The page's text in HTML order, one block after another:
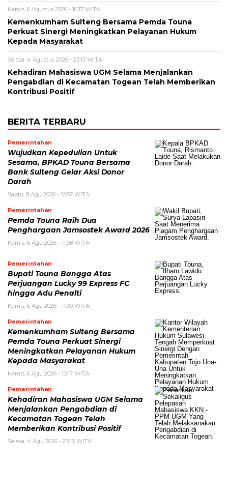
Kamis, 6 Agustus 2026 - 10:17 WITA
Kemenkumham Sulteng Bersama Pemda Touna
Perkuat Sinergi Meningkatkan Pelayanan Hukum
Kepada Masyarakat
Selasa, 4 Agustus 2026 - 23:13 WITA
Kehadiran Mahasiswa UGM Selama Menjalankan
Pengabdian di Kecamatan Togean Telah Memberikan
Kontribusi Positif
BERITA TERBARU
Pemerintahan
Wujudkan Kepedulian Untuk
Sesama, BPKAD Touna Bersama
Bank Sulteng Gelar Aksi Donor
Darah
Sabtu, 8 Agu 2026 - 10:57 WITA
Pemerintahan
Pemda Touna Raih Dua
Penghargaan Jamsostek Award 2026
Kamis, 6 Agu 2026 - 11:08 WITA
Pemerintahan
Bupati Touna Bangga Atas
Perjuangan Lucky 99 Express FC
hingga Adu Penalti
Kamis, 6 Agu 2026 - 11:00 WITA
Pemerintahan
Kemenkumham Sulteng Bersama
Pemda Touna Perkuat Sinergi
Meningkatkan Pelayanan Hukum
Kepada Masyarakat
Kamis, 6 Agu 2026 - 10:17 WITA
Pemerintahan
Kehadiran Mahasiswa UGM Selama
Menjalankan Pengabdian di
Kecamatan Togean Telah
Memberikan Kontribusi Positif
Selasa, 4 Agu 2026 - 23:13 WITA